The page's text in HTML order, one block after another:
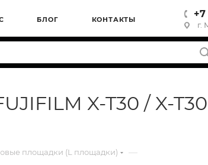
БЛОГ КОНТАКТЫ
г.
X-T30 / X-T30
площадки (L площадки) —